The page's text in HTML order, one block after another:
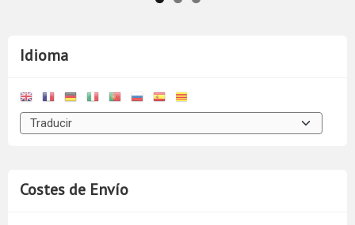
Idioma
Costes de Envío